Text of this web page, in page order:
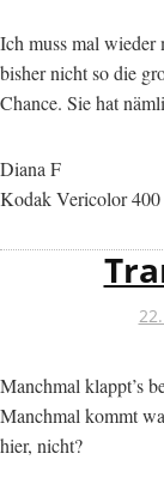
Ich muss mal wieder
bisher nicht so die
Chance. Sie hat
Diana F
Kodak Vericolor 400
Manchmal klappt’s
Manchmal kommt
hier, nicht?